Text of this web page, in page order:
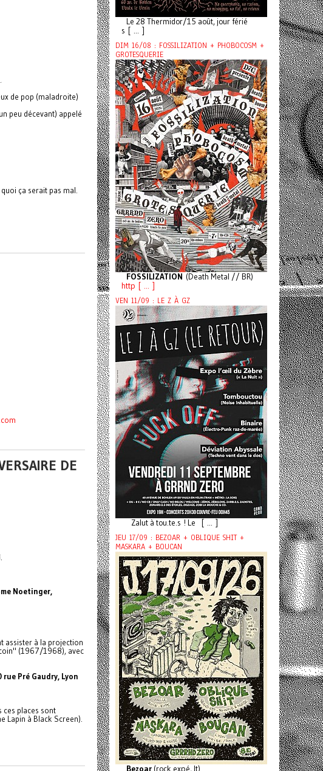
de pop (maladroite)
peu décevant) appelé
ça serait pas mal.
DE
Noetinger,
assister à la projection
(1967/1968), avec
Pré Gaudry, Lyon
ces places sont
Lapin à Black Screen).
Le 28 Thermidor/15 août, jour férié
s [ ... ]
DIM 16/08 : FOSSILIZATION + PHOBOCOSM +
GROTESQUERIE
FOSSILIZATION (Death Metal // BR)
http [ ... ]
VEN 11/09 : LE Z À GZ
Zalut à tou.te.s ! Le [ ... ]
JEU 17/09 : BEZOAR + OBLIQUE SHIT +
MASKARA + BOUCAN
Bezoar (rock expé, It)